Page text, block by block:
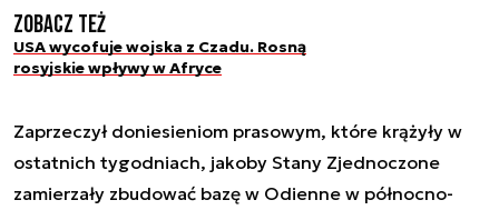
Zobacz też
USA wycofuje wojska z Czadu. Rosną
rosyjskie wpływy w Afryce
Zaprzeczył doniesieniom prasowym, które krążyły w
ostatnich tygodniach, jakoby Stany Zjednoczone
zamierzały zbudować bazę w Odienne w północno-